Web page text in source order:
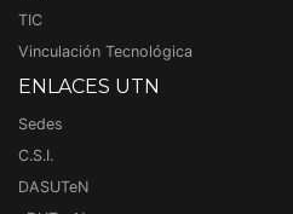
TIC
Vinculación Tecnológica
ENLACES UTN
Sedes
C.S.I.
DASUTeN